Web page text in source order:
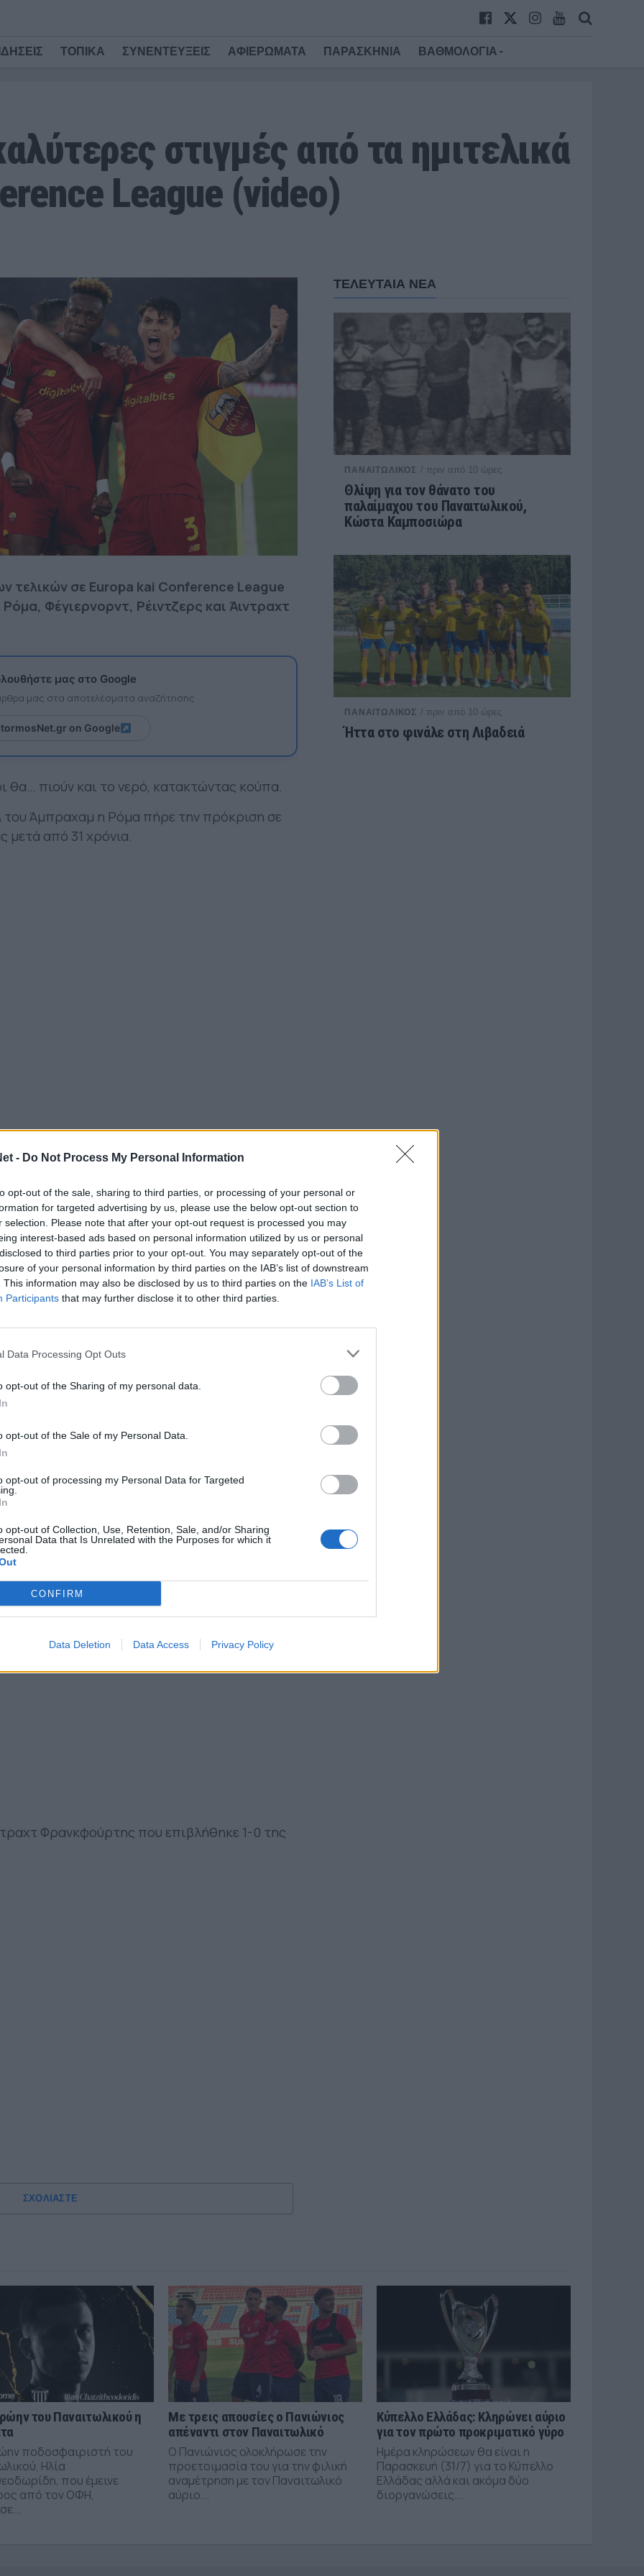
- Do Not Process My Personal Information
opt-out of the sale, sharing to third parties, or processing of your personal or
for targeted advertising by us, please use the below opt-out section to
selection. Please note that after your opt-out request is processed you may
interest-based ads based on personal information utilized by us or personal
to third parties prior to your opt-out. You may separately opt-out of the
of your personal information by third parties on the IAB’s list of downstream
This information may also be disclosed by us to third parties on the IAB’s List of
Participants that may further disclose it to other third parties.
Data Processing Opt Outs
opt-out of the Sharing of my personal data.
opt-out of the Sale of my Personal Data.
opt-out of processing my Personal Data for Targeted
opt-out of Collection, Use, Retention, Sale, and/or Sharing
Data that Is Unrelated with the Purposes for which it
CONFIRM
Data Deletion Data Access Privacy Policy
ΤΟΠΙΚΑ ΣΥΝΕΝΤΕΥΞΕΙΣ ΑΦΙΕΡΩΜΑΤΑ ΠΑΡΑΣΚΗΝΙΑ ΒΑΘΜΟΛΟΓΙΑ
στιγμές από τα ημιτελικά
League (video)
τελικών σε Europa kai Conference League
Φέγιερνορντ, Ρέιντζερς και Άιντραχτ
μας στο Google
μας στα αποτελέσματα αναζήτησης
on Google
θα… πιούν και το νερό, κατακτώντας κούπα.
Άμπραχαμ η Ρόμα πήρε την πρόκριση σε
μετά από 31 χρόνια.
οι Ολλανδοί πήραν το «εισιτήριο»
με το 3-1 επί της Λειψίας έφτασε στον
Φρανκφούρτης που επιβλήθηκε 1-0 της
ΣΧΟΛΙΑΣΤΕ
ΤΕΛΕΥΤΑΙΑ ΝΕΑ
ΠΑΝΑΙΤΩΛΙΚΟΣ / πριν από 10 ώρες
Θλίψη για τον θάνατο του
παλαίμαχου του Παναιτωλικού,
Κώστα Καμποσιώρα
ΠΑΝΑΙΤΩΛΙΚΟΣ / πριν από 10 ώρες
Ήττα στο φινάλε στη Λιβαδειά
του Παναιτωλικού η
ποδοσφαιριστή του
Ηλία
που έμεινε
από τον ΟΦΗ,
Με τρεις απουσίες ο Πανιώνιος
απέναντι στον Παναιτωλικό
Ο Πανιώνιος ολοκλήρωσε την
προετοιμασία του για την φιλική
αναμέτρηση με τον Παναιτωλικό
αύριο...
Κύπελλο Ελλάδας: Κληρώνει αύριο
για τον πρώτο προκριματικό γύρο
Ημέρα κληρώσεων θα είναι η
Παρασκευή (31/7) για το Κύπελλο
Ελλάδας αλλά και ακόμα δύο
διοργανώσεις...